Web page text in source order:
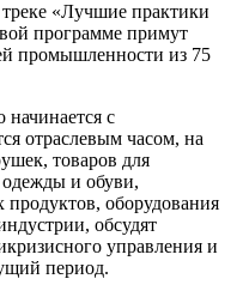
«Лучшие практики
программе примут
промышленности из 75
с
отраслевым часом, на
товаров для
и обуви,
оборудования
обсудят
управления и
период.